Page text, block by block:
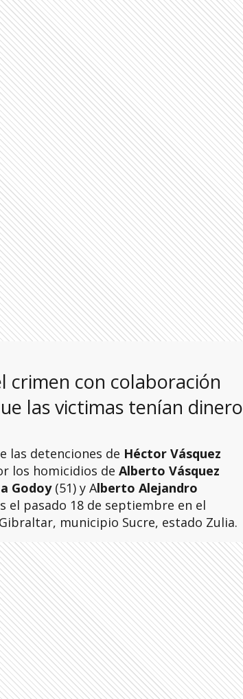
crimen con colaboración
las victimas tenían dinero
las detenciones de Héctor Vásquez
los homicidios de Alberto Vásquez
Godoy(51) y Alberto Alejandro
el pasado 18 de septiembre en el
municipio Sucre, estado Zulia.